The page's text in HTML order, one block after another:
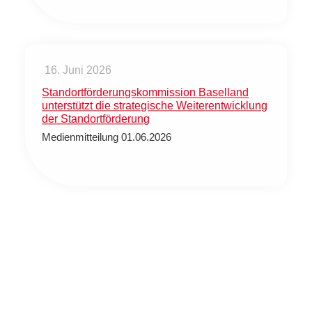
Standortförderungskommission Baselland
unterstützt die strategische Weiterentwicklung
der Standortförderung
16. Juni 2026
Medienmitteilung 01.06.2026